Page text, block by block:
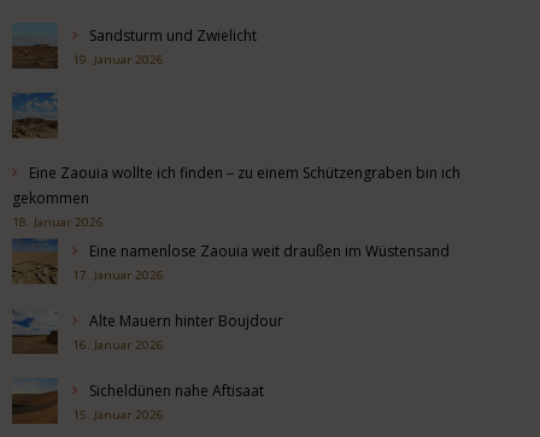
Sandsturm und Zwielicht
19. Januar 2026
Eine Zaouia wollte ich finden – zu einem Schützengraben bin ich
gekommen
18. Januar 2026
Eine namenlose Zaouia weit draußen im Wüstensand
17. Januar 2026
Alte Mauern hinter Boujdour
16. Januar 2026
Sicheldünen nahe Aftisaat
15. Januar 2026